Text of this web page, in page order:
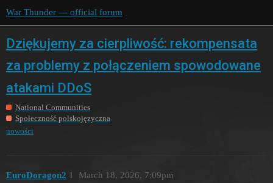
War Thunder — official forum
Dziękujemy za cierpliwość: rekompensata
za problemy z połączeniem spowodowane
atakami DDoS
National Communities
Społeczność polskojęzyczna
nowości
EuroDoragon2 March 18, 2026, 7:09pm
1